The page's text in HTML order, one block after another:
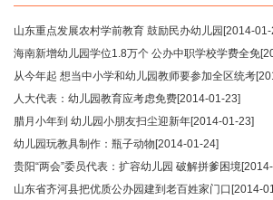
山东重点发展农村学前教育 鼓励民办幼儿园 [2014-01-
海南新增幼儿园学位1.8万个 公办中职学校学费全免
从今年起 想当中小学和幼儿园教师要参加全区统考
人大代表：幼儿园教育应考虑免费[2014-01-23]
腊月小年到 幼儿园小朋友扫尘迎新年[2014-01-23]
幼儿园玩教具制作：瓶子动物 [2014-01-24]
贵阳“两会”委员代表：扩容幼儿园 破解拼爹困境
山东省齐河县把优质公办园建到老百姓家门口 [2014-